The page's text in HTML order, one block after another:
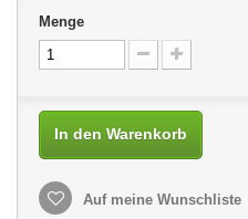
Menge
In den Warenkorb
Auf meine Wunschliste